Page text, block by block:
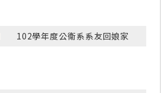
102學年度公衛系系友回娘家